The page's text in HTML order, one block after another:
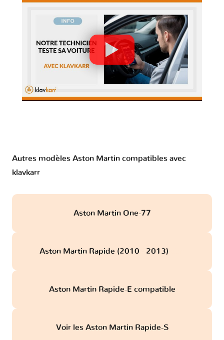
Autres modèles Aston Martin compatibles avec
klavkarr
Aston Martin One-77
Aston Martin Rapide (2010 - 2013)
Aston Martin Rapide-E compatible
Voir les Aston Martin Rapide-S